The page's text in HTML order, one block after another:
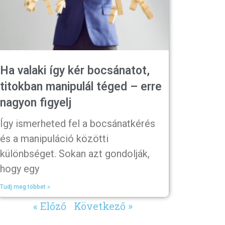
Ha valaki így kér bocsánatot,
titokban manipulál téged – erre
nagyon figyelj
Így ismerheted fel a bocsánatkérés
és a manipuláció közötti
különbséget. Sokan azt gondolják,
hogy egy
Tudj meg többet »
« Előző Következő »